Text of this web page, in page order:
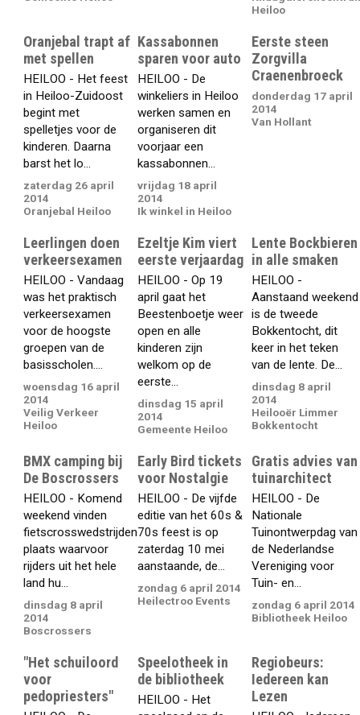
Heiloo
Oranjebal trapt af
met spellen
HEILOO - Het feest
in Heiloo-Zuidoost
begint met
spelletjes voor de
kinderen. Daarna
barst het lo...
zaterdag 26 april
2014
Oranjebal Heiloo
Kassabonnen
sparen voor auto
HEILOO - De
winkeliers in Heiloo
werken samen en
organiseren dit
voorjaar een
kassabonnen...
vrijdag 18 april
2014
Ik winkel in Heiloo
Eerste steen
Zorgvilla
Craenenbroeck
donderdag 17 april
2014
Van Hollant
Leerlingen doen
verkeersexamen
HEILOO - Vandaag
was het praktisch
verkeersexamen
voor de hoogste
groepen van de
basisscholen....
woensdag 16 april
2014
Veilig Verkeer
Heiloo
Ezeltje Kim viert
eerste verjaardag
HEILOO - Op 19
april gaat het
Beestenboetje weer
open en alle
kinderen zijn
welkom op de
eerste...
dinsdag 15 april
2014
Gemeente Heiloo
Lente Bockbieren
in alle smaken
HEILOO -
Aanstaand weekend
is de tweede
Bokkentocht, dit
keer in het teken
van de lente. De...
dinsdag 8 april
2014
Heilooër Limmer
Bokkentocht
BMX camping bij
De Boscrossers
HEILOO - Komend
weekend vinden
fietscrosswedstrijden
plaats waarvoor
rijders uit het hele
land hu...
dinsdag 8 april
2014
Boscrossers
Early Bird tickets
voor Nostalgie
HEILOO - De vijfde
editie van het 60s &
70s feest is op
zaterdag 10 mei
aanstaande, de...
zondag 6 april 2014
Heilectroo Events
Gratis advies van
tuinarchitect
HEILOO - De
Nationale
Tuinontwerpdag van
de Nederlandse
Vereniging voor
Tuin- en...
zondag 6 april 2014
Bibliotheek Heiloo
"Het schuiloord
voor
pedopriesters"
Speelotheek in
de bibliotheek
HEILOO - Het
Regiobeurs:
Iedereen kan
Lezen